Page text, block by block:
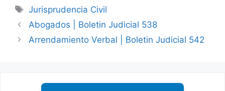
Tags
Jurisprudencia Civil
Abogados | Boletin Judicial 538
Arrendamiento Verbal | Boletin Judicial 542